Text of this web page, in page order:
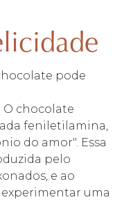
pode
O chocolate
feniletilamina,
do amor". Essa
pelo
e ao
uma